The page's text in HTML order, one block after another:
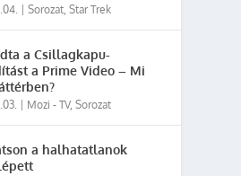
|Sorozat,Star Trek
a Csillagkapu-
a Prime Video – Mi
Mozi - TV,Sorozat
a halhatatlanok